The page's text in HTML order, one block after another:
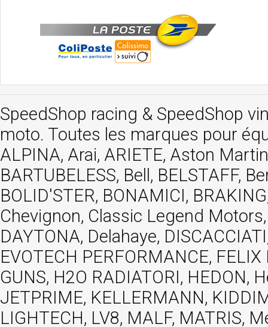
SpeedShop racing & SpeedShop
moto. Toutes les marques pour
ALPINA, Arai, ARIETE, Aston
BARTUBELESS, Bell, BELSTAFF,
BOLID'STER, BONAMICI,
Chevignon, Classic Legend
DAYTONA, Delahaye,
EVOTECH PERFORMANCE,
GUNS, H2O RADIATORI, HEDON,
JETPRIME, KELLERMANN,
LIGHTECH, LV8, MALF, MATRIS,